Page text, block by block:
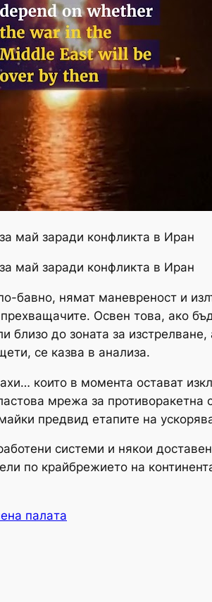
май заради конфликта в Иран
май заради конфликта в Иран
бавно, нямат маневреност и
Освен това, ако
близо до зоната за
се казва в анализа.
които в момента остават
мрежа за противоракетна
предвид етапите на
системи и някои
по крайбрежието на
палaта